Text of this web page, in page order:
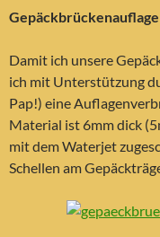
Gepäckbrückenauflage
Damit ich unsere
ich mit Unterstützung
Pap!) eine
Material ist 6mm dick
mit dem Waterjet
Schellen am